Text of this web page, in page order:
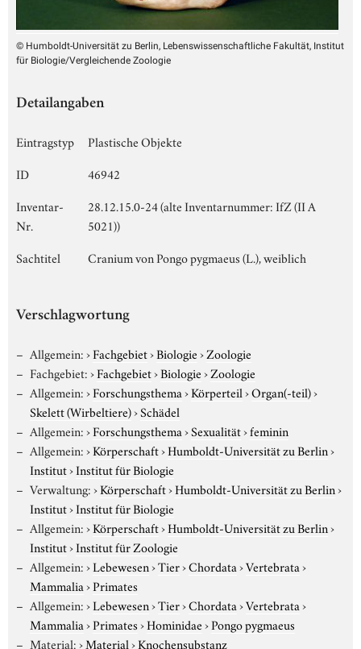
© Humboldt-Universität zu Berlin, Lebenswissenschaftliche Fakultät, Institut
für Biologie/Vergleichende Zoologie
Detailangaben
Eintragstyp
Plastische Objekte
ID
46942
Inventar-
Nr.
28.12.15.0-24 (alte Inventarnummer: IfZ (II A
5021))
Sachtitel
Cranium von Pongo pygmaeus (L.), weiblich
Verschlagwortung
Allgemein:›Fachgebiet›Biologie›Zoologie
Fachgebiet:›Fachgebiet›Biologie›Zoologie
Allgemein:›Forschungsthema›Körperteil›Organ(-teil)›
Skelett (Wirbeltiere)›Schädel
Allgemein:›Forschungsthema›Sexualität›feminin
Allgemein:›Körperschaft›Humboldt-Universität zu Berlin›
Institut›Institut für Biologie
Verwaltung:›Körperschaft›Humboldt-Universität zu Berlin›
Institut›Institut für Biologie
Allgemein:›Körperschaft›Humboldt-Universität zu Berlin›
Institut›Institut für Zoologie
Allgemein:›Lebewesen›Tier›Chordata›Vertebrata›
Mammalia›Primates
Allgemein:›Lebewesen›Tier›Chordata›Vertebrata›
Mammalia›Primates›Hominidae›Pongo pygmaeus
Material:›Material›Knochensubstanz